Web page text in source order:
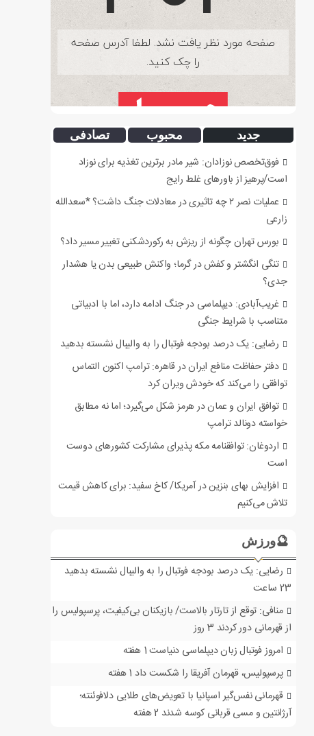
جدید محبوب تصادفی
فوق‌تخصص نوزادان: شیر مادر برترین تغذیه برای نوزاد
است/پرهیز از باورهای غلط رایج
عملیات نصر ۲ چه تاثیری در معادلات جنگ داشت؟ *سعدالله
زارعی
بورس تهران چگونه از ریزش به رکوردشکنی تغییر مسیر داد؟
تنگی انگشتر و کفش در گرما؛ واکنش طبیعی بدن یا هشدار
جدی؟
غریب‌آبادی: دیپلماسی در جنگ ادامه دارد، اما با ادبیاتی
متناسب با شرایط جنگی
رضایی: یک درصد بودجه فوتبال را به والیبال نشسته بدهید
دفتر حفاظت منافع ایران در قاهره: ترامپ اکنون التماس
توافقی را می‌کند که خودش ویران کرد
توافق ایران و عمان در هرمز شکل می‌گیرد؛ اما نه مطابق
خواسته دونالد ترامپ
اردوغان: توافقنامه مکه پذیرای مشارکت کشورهای دوست
است
افزایش بهای بنزین در آمریکا/ کاخ سفید: برای کاهش قیمت
تلاش می‌کنیم
🔮ورزش
رضایی: یک درصد بودجه فوتبال را به والیبال نشسته بدهید
23 ساعت
منافی: توقع از تارتار بالاست/ بازیکنان بی‌کیفیت، پرسپولیس را
از قهرمانی دور کردند 3 روز
امروز فوتبال زبان دیپلماسی دنیاست1 هفته
پرسپولیس، قهرمان آفریقا را شکست داد 1 هفته
قهرمانی نفس‌گیر اسپانیا با تعویض‌های طلایی دلافوئنته؛
آرژانتین و مسی قربانی کوسه شدند 2 هفته